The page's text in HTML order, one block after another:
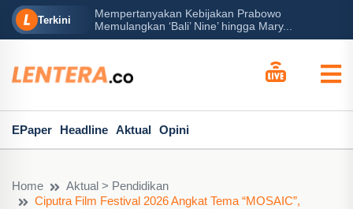
Terkini
Mempertanyakan Kebijakan Prabowo
Memulangkan ‘Bali’ Nine’ hingga Mary...
EPaper Headline Aktual Opini
Home
Aktual > Pendidikan
Ciputra Film Festival 2026 Angkat Tema “MOSAIC”,